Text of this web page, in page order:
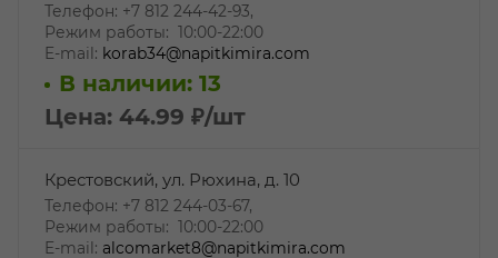
Телефон: +7 812 244-42-93,
Режим работы: 10:00-22:00
E-mail: korab34@napitkimira.com
В наличии: 13
Цена: 44.99 ₽/шт
Крестовский, ул. Рюхина, д. 10
Телефон: +7 812 244-03-67,
Режим работы: 10:00-22:00
E-mail: alcomarket8@napitkimira.com